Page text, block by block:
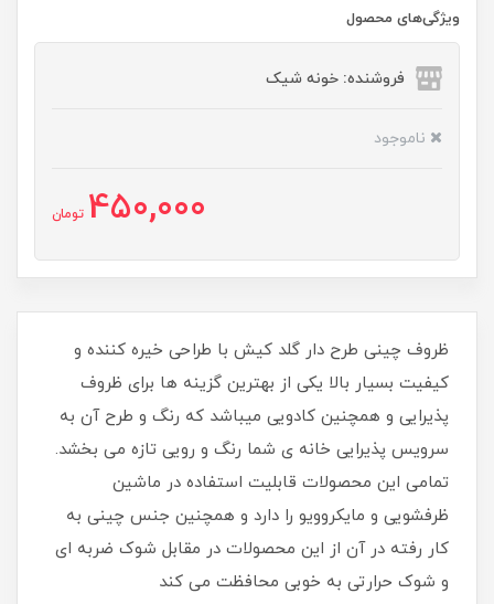
ویژگی‌های محصول
فروشنده: خونه شیک
ناموجود
450,000 تومان
ظروف چینی طرح دار گلد کیش با طراحی خیره کننده و
کیفیت بسیار بالا یکی از بهترین گزینه ها برای ظروف
پذیرایی و همچنین کادویی میباشد که رنگ و طرح آن به
سرویس پذیرایی خانه ی شما رنگ و رویی تازه می بخشد.
تمامی این محصولات قابلیت استفاده در ماشین
ظرفشویی و مایکروویو را دارد و همچنین جنس چینی به
کار رفته در آن از این محصولات در مقابل شوک ضربه ای
و شوک حرارتی به خوبی محافظت می کند